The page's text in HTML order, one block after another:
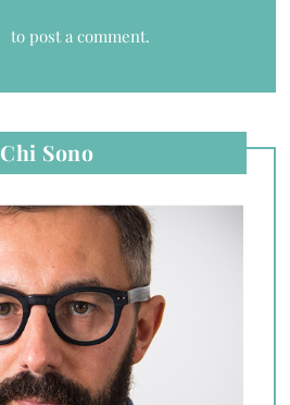
to post a comment.
Chi Sono